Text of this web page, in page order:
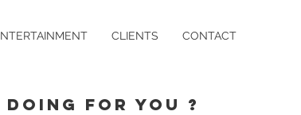
CLIENTS CONTACT
DOING FOR YOU ?